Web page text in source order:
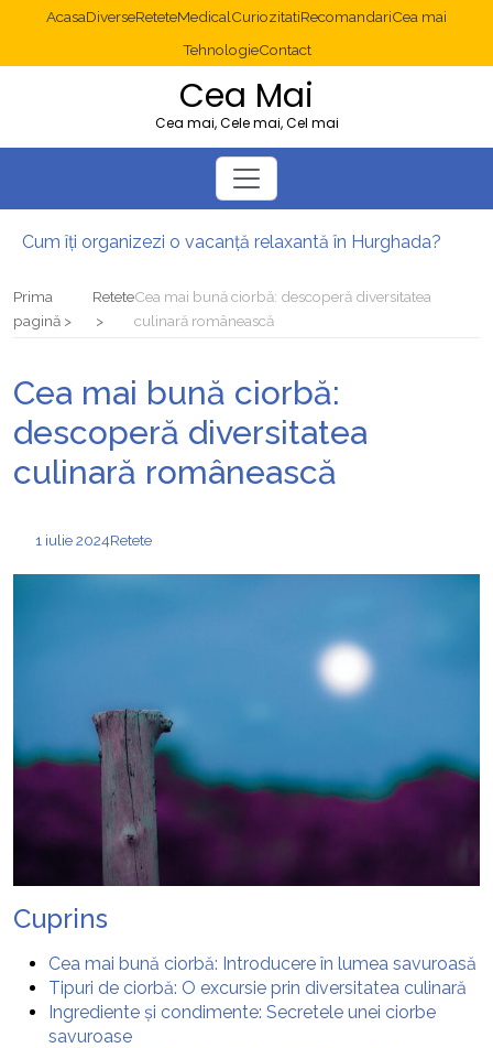
AcasaDiverseReteteMedicalCuriozitatiRecomandariCea mai
TehnologieContact
Cea Mai
Cea mai, Cele mai, Cel mai
Cum îți organizezi o vacanță relaxantă în Hurghada?
Prima
pagină
ReteteCea mai bună ciorbă: descoperă diversitatea
culinară românească
Cea mai bună ciorbă:
descoperă diversitatea
culinară românească
1 iulie 2024Retete
Cuprins
Cea mai bună ciorbă: Introducere în lumea savuroasă
Tipuri de ciorbă: O excursie prin diversitatea culinară
Ingrediente și condimente: Secretele unei ciorbe
savuroase